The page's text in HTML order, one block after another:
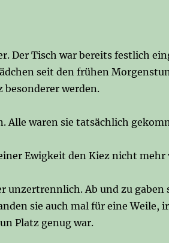
Der Tisch war bereits festlich
seit den frühen
besonderer werden.
Alle waren sie tatsächlich
Ewigkeit den Kiez nicht mehr
unzertrennlich. Ab und zu gaben
sie auch mal für eine Weile,
Platz genug war.